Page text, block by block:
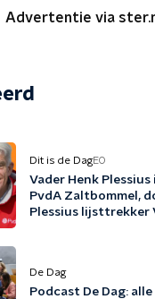
Advertentie via
Dit is de DagEO
Vader Henk
PvdA Zaltbommel,
Plessius lijsttrekker
De Dag
Podcast De Dag: